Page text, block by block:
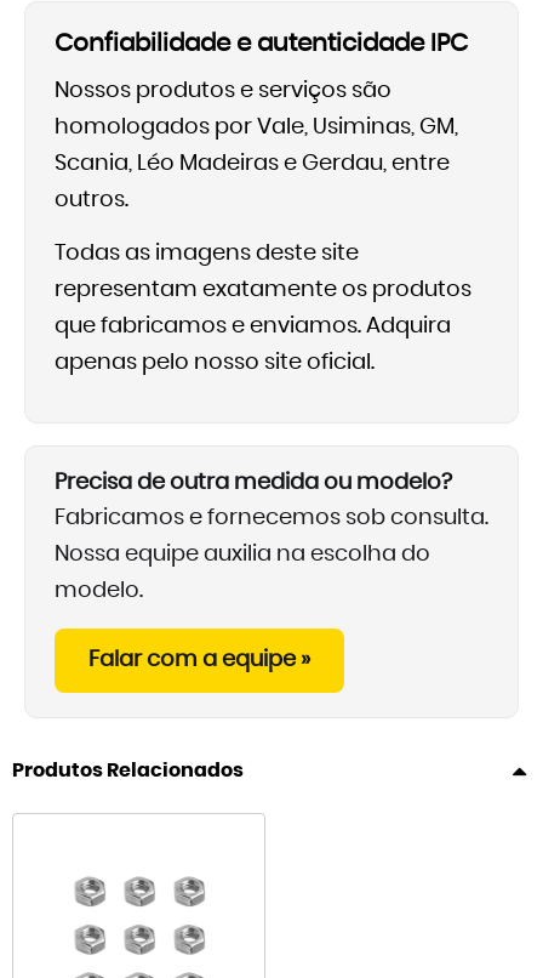
Confiabilidade e autenticidade IPC
Nossos produtos e serviços são
homologados por Vale, Usiminas, GM,
Scania, Léo Madeiras e Gerdau, entre
outros.
Todas as imagens deste site
representam exatamente os produtos
que fabricamos e enviamos. Adquira
apenas pelo nosso site oficial.
Precisa de outra medida ou modelo?
Fabricamos e fornecemos sob consulta.
Nossa equipe auxilia na escolha do
modelo.
Falar com a equipe »
Produtos Relacionados